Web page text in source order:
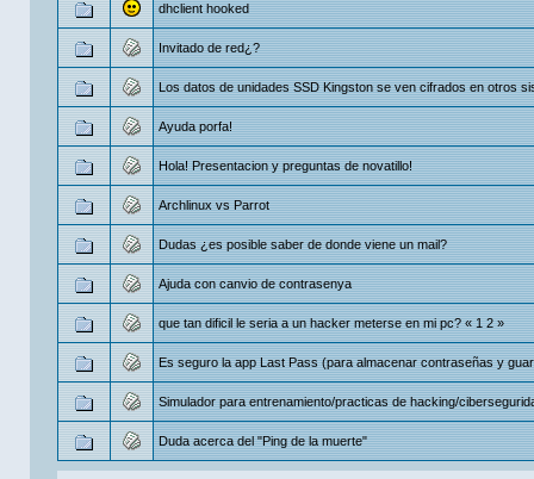
dhclient hooked
Invitado de red¿?
Los datos de unidades SSD Kingston se ven cifrados en otros
Ayuda porfa!
Hola! Presentacion y preguntas de novatillo!
Archlinux vs Parrot
Dudas ¿es posible saber de donde viene un mail?
Ajuda con canvio de contrasenya
que tan dificil le seria a un hacker meterse en mi pc? «1 2»
Es seguro la app Last Pass (para almacenar contraseñas y
Simulador para entrenamiento/practicas de hacking/
Duda acerca del "Ping de la muerte"